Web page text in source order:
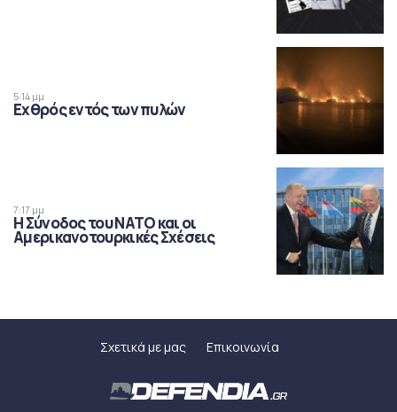
5:14 μμ
Εχθρός εντός των πυλών
7:17 μμ
Η Σύνοδος του ΝΑΤΟ και οι
Αμερικανοτουρκικές Σχέσεις
Σχετικά με μας Επικοινωνία